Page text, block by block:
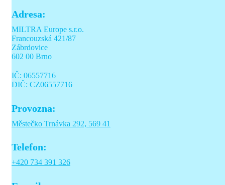
Adresa:
MILTRA Europe s.r.o.
Francouzská 421/87
Zábrdovice
602 00 Brno
IČ: 06557716
DIČ: CZ06557716
Provozna:
Městečko Trnávka 292, 569 41
Telefon:
+420 734 391 326